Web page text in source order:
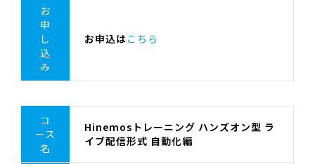
お
申
し
込
み
お申込はこちら
コ
ース
名
Hinemosトレーニング ハンズオン型 ラ
イブ配信形式 自動化編